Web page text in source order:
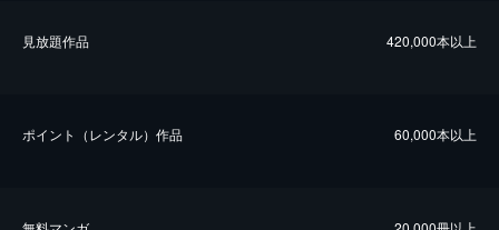
⾒放題作品 420,000本以上
ポイント（レンタル）作品 60,000本以上